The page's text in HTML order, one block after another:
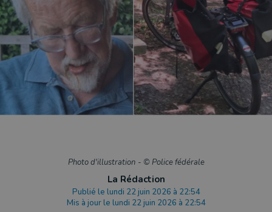
Photo d'illustration - © Police fédérale
La Rédaction
Publié le lundi 22 juin 2026 à 22:54
Mis à jour le lundi 22 juin 2026 à 22:54